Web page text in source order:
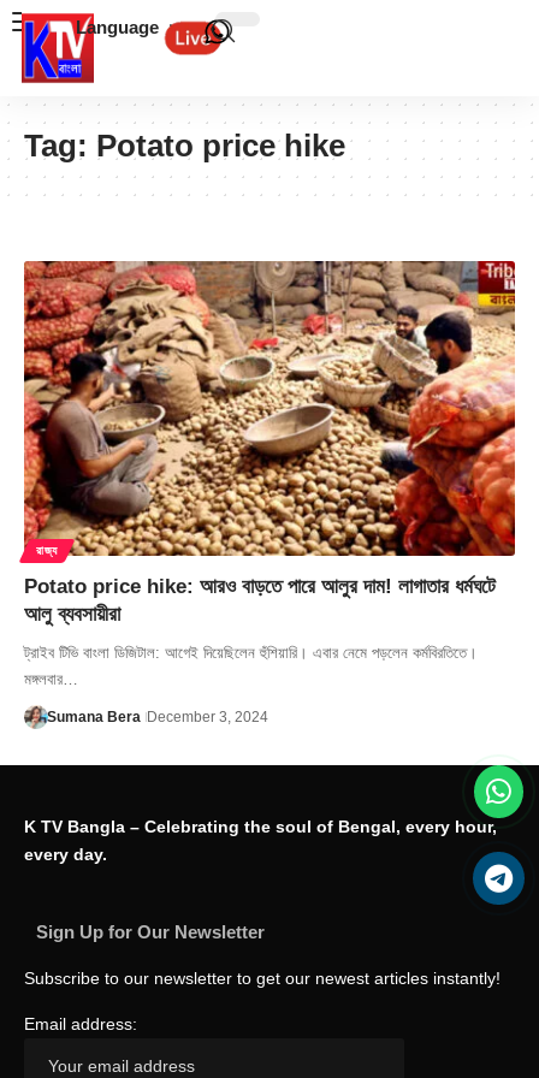
Language
Tag: Potato price hike
রাজ্য
Potato price hike: আরও বাড়তে পারে আলুর দাম! লাগাতার ধর্মঘটে
আলু ব্যবসায়ীরা
ট্রাইব টিভি বাংলা ডিজিটাল: আগেই দিয়েছিলেন হুঁশিয়ারি। এবার নেমে পড়লেন কর্মবিরতিতে।
মঙ্গলবার…
Sumana Bera December 3, 2024
K TV Bangla – Celebrating the soul of Bengal, every hour,
every day.
Sign Up for Our Newsletter
Subscribe to our newsletter to get our newest articles instantly!
Email address: